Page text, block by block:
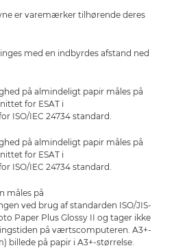
er varemærker tilhørende deres
med en indbyrdes afstand ned
på almindeligt papir måles på
for ESAT i
ISO/IEC 24734 standard.
på almindeligt papir måles på
for ESAT i
ISO/IEC 24734 standard.
måles på
ved brug af standarden ISO/JIS-
Paper Plus Glossy II og tager ikke
på værtscomputeren. A3+-
billede på papir i A3+-størrelse.